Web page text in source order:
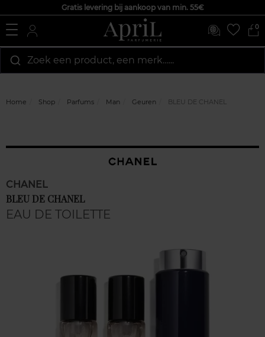
Gratis levering bij aankoop van min. 55€
0
Zoek een product, een merk…...
Home Shop Parfums Man Geuren BLEU DE CHANEL
CHANEL
BLEU DE CHANEL
EAU DE TOILETTE